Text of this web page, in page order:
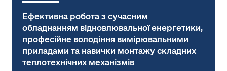
Ефективна робота з сучасним
обладнанням відновлювальної енергетики,
професійне володіння вимірювальними
приладами та навички монтажу складних
теплотехнічних механізмів